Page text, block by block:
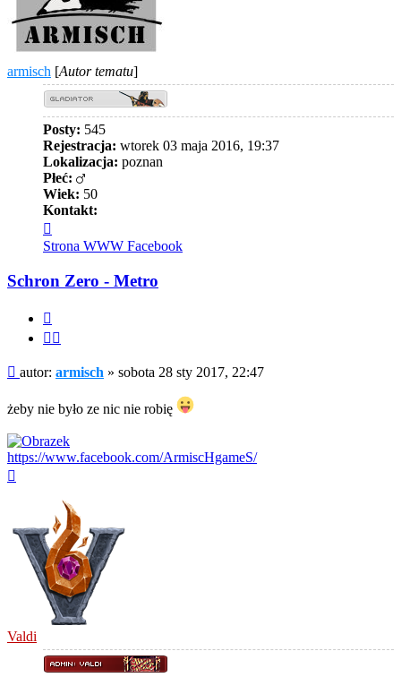
armisch [Autor tematu]
Posty: 545
Rejestracja: wtorek 03 maja 2016, 19:37
Lokalizacja: poznan
Płeć:
Wiek: 50
Kontakt:
się
z
armisch
Strona WWW Facebook
Schron Zero - Metro
Post
autor: armisch » sobota 28 sty 2017, 22:47
żeby nie było ze nic nie robię
https://www.facebook.com/ArmiscHgameS/
Valdi